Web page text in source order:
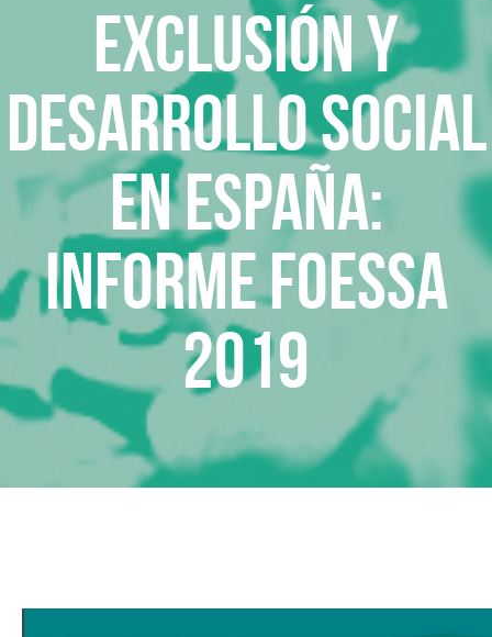
Exclusión y
desarrollo social
en España:
Informe FOESSA
2019